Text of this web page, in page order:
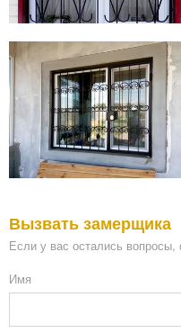
Вызвать замерщика
Если у вас остались
Имя